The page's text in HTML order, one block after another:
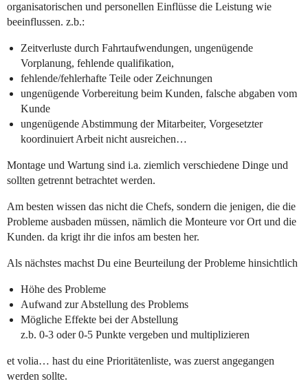
organisatorischen und personellen Einflüsse die Leistung wie
beeinflussen. z.b.:
Zeitverluste durch Fahrtaufwendungen, ungenügende
Vorplanung, fehlende qualifikation,
fehlende/fehlerhafte Teile oder Zeichnungen
ungenügende Vorbereitung beim Kunden, falsche abgaben vom
Kunde
ungenügende Abstimmung der Mitarbeiter, Vorgesetzter
koordinuiert Arbeit nicht ausreichen…
Montage und Wartung sind i.a. ziemlich verschiedene Dinge und
sollten getrennt betrachtet werden.
Am besten wissen das nicht die Chefs, sondern die jenigen, die die
Probleme ausbaden müssen, nämlich die Monteure vor Ort und die
Kunden. da krigt ihr die infos am besten her.
Als nächstes machst Du eine Beurteilung der Probleme hinsichtlich
Höhe des Probleme
Aufwand zur Abstellung des Problems
Mögliche Effekte bei der Abstellung
z.b. 0-3 oder 0-5 Punkte vergeben und multiplizieren
et volia… hast du eine Prioritätenliste, was zuerst angegangen
werden sollte.